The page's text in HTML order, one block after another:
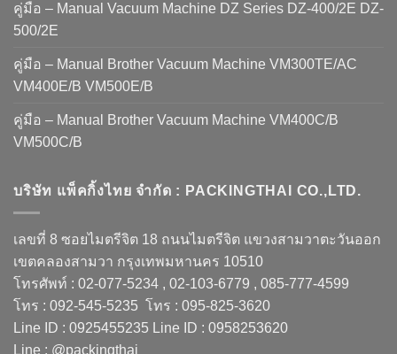
คู่มือ – Manual Vacuum Machine DZ Series DZ-400/2E DZ-
500/2E
คู่มือ – Manual Brother Vacuum Machine VM300TE/AC
VM400E/B VM500E/B
คู่มือ – Manual Brother Vacuum Machine VM400C/B
VM500C/B
บริษัท แพ็คกิ้งไทย จำกัด : PACKINGTHAI CO.,LTD.
เลขที่ 8 ซอยไมตรีจิต 18 ถนนไมตรีจิต แขวงสามวาตะวันออก
เขตคลองสามวา กรุงเทพมหานคร 10510
โทรศัพท์ : 02-077-5234 , 02-103-6779 , 085-777-4599
โทร : 092-545-5235 โทร : 095-825-3620
Line ID : 0925455235 Line ID : 0958253620
Line : @packingthai